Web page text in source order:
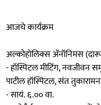
आजचे कार्यक्रम
अल्कोहोलिक्स ॲनॉनिमस
- हॉस्पिटल मीटिंग, नवजीवन
पाटील हॉस्पिटल, संत
- सायं. ६.०० वा.